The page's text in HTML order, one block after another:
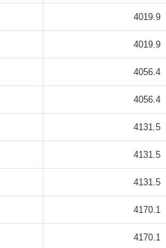
4019.9
4019.9
4056.4
4056.4
4131.5
4131.5
4131.5
4170.1
4170.1